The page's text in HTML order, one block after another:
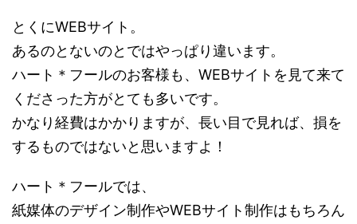
とくにWEBサイト。
あるのとないのとではやっぱり違います。
ハート＊フールのお客様も、WEBサイトを見て来て
くださった方がとても多いです。
かなり経費はかかりますが、長い目で見れば、損を
するものではないと思いますよ！
ハート＊フールでは、
紙媒体のデザイン制作やWEBサイト制作はもちろん